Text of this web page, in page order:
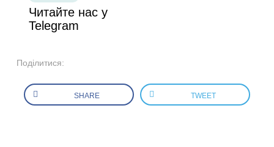
Читайте нас у
Telegram
Поділитися:
SHARE TWEET